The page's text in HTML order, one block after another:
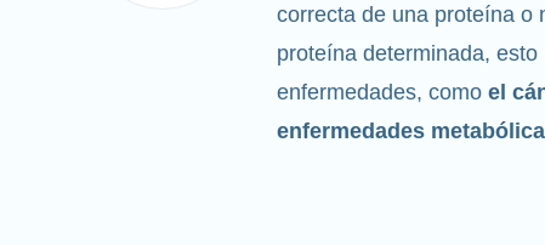
correcta de una proteína o
proteína determinada, esto
enfermedades, como el
enfermedades